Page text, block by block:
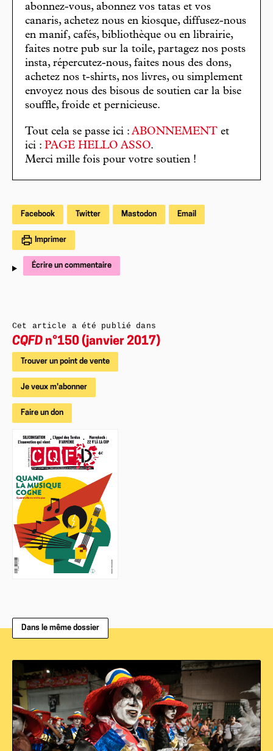
abonnez-vous, abonnez vos tatas et vos
canaris, achetez nous en kiosque, diffusez-nous
en manif, cafés, bibliothèque ou en librairie,
faites notre pub sur la toile, partagez nos posts
insta, répercutez-nous, faites nous des dons,
achetez nos t-shirts, nos livres, ou simplement
envoyez nous des bisous de soutien car la bise
souffle, froide et pernicieuse.
Tout cela se passe ici : ABONNEMENT et
ici : PAGE HELLO ASSO.
Merci mille fois pour votre soutien !
Facebook Twitter Mastodon Email
Imprimer
Écrire un commentaire
Cet article a été publié dans
CQFD n°150 (janvier 2017)
Trouver un point de vente
Je veux m'abonner
Faire un don
Dans le même dossier